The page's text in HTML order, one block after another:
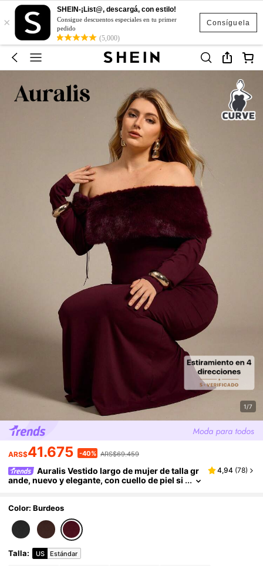
Consíguela
×
SHEIN-¡List@, descargá, con estilo!
Consigue descuentos especiales en tu primer
pedido
(5,000)
1/7
ARS$41.675 -40% ARS$69.459
Auralis Vestido largo de mujer de talla gr
ande, nuevo y elegante, con cuello de piel si
n, conciertos, actuaciones, citas, cenas formale
s, galas, bodas, con estilo de sirena sexy y romá
ntico, para fiestas de cumpleaños
4,94 (78)
Color: Burdeos
Talla: US Estándar